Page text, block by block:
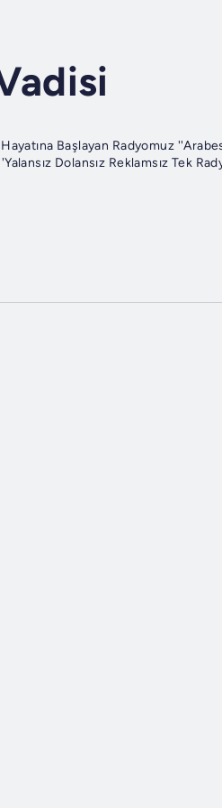
Hayatına Başlayan Radyomuz
Dolansız Reklamsız Tek